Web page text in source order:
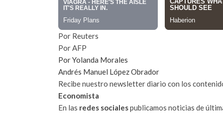
Por Reuters
Por AFP
Por Yolanda Morales
Andrés Manuel López Obrador
Recibe nuestro newsletter diario con los
Economista
En las redes socialespublicamos noticias de